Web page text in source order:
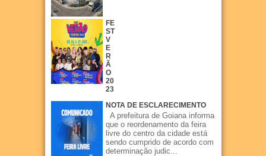
FE
ST
V
E
R
Ã
O
20
23
NOTA DE ESCLARECIMENTO
A prefeitura de Goiana informa
que o reordenamento da feira
livre do centro da cidade está
sendo cumprido de acordo com
determinação judic...